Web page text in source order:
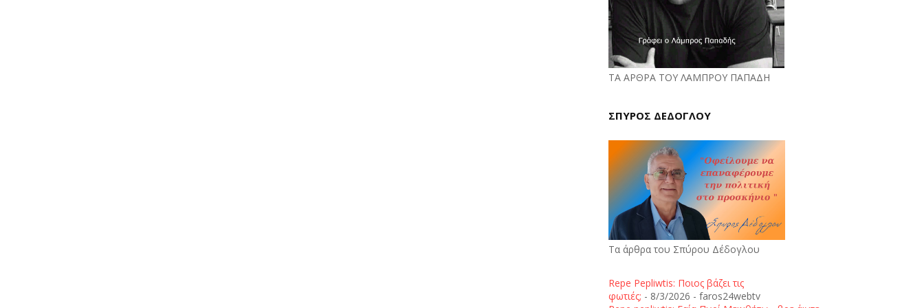
ΤΑ ΑΡΘΡΑ ΤΟΥ ΛΑΜΠΡΟΥ ΠΑΠΑΔΗ
ΣΠΥΡΟΣ ΔΕΔΟΓΛΟΥ
Τα άρθρα του Σπύρου Δέδογλου
Repe Pepliwtis: Ποιος βάζει τις
φωτιές; - 8/3/2026 - faros24webtv